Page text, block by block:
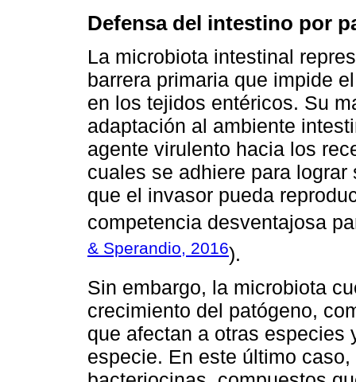
Defensa del intestino por
La microbiota intestinal
barrera primaria que impide
en los tejidos entéricos. Su
adaptación al ambiente
agente virulento hacia los
cuales se adhiere para
que el invasor pueda
competencia desventajosa
& Sperandio, 2016).
Sin embargo, la microbiota
crecimiento del patógeno,
que afectan a otras especies
especie. En este último